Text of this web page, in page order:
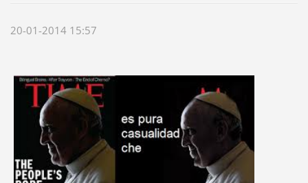
20-01-2014 15:57